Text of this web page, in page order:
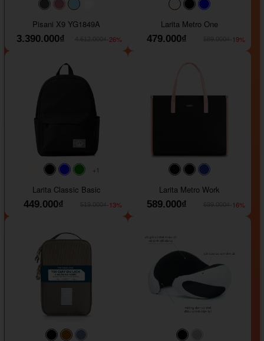
#40454a#b76e79
Pisani X9 YG1849A
3.390.000₫
-26%
#faf0e6#000000
Larita Metro One
479.000₫
-19%
#faf0e6#000000#0000FF
+1
Larita Classic Basic
449.000₫
-13%
#000000#000000
Larita Metro Work
589.000₫
-16%